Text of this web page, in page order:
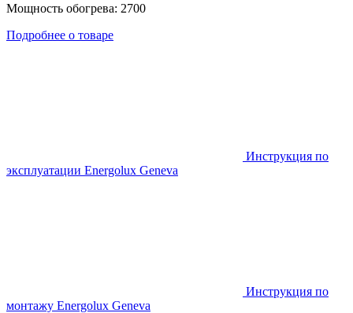
Мощность обогрева: 2700
Подробнее о товаре
Инструкция по
эксплуатации Energolux Geneva
Инструкция по
монтажу Energolux Geneva